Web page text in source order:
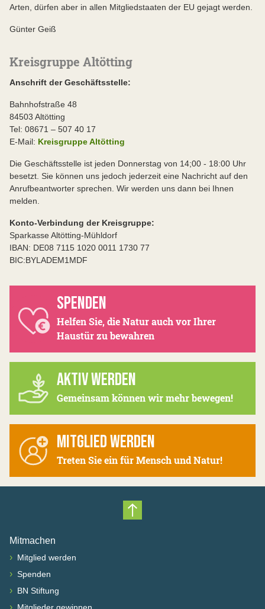
Arten, dürfen aber in allen Mitgliedstaaten der EU gejagt werden.
Günter Geiß
Kreisgruppe Altötting
Anschrift der Geschäftsstelle:
Bahnhofstraße 48
84503 Altötting
Tel: 08671 – 507 40 17
E-Mail: Kreisgruppe Altötting
Die Geschäftsstelle ist jeden Donnerstag von 14;00 - 18:00 Uhr
besetzt. Sie können uns jedoch jederzeit eine Nachricht auf den
Anrufbeantworter sprechen. Wir werden uns dann bei Ihnen
melden.
Konto-Verbindung der Kreisgruppe:
Sparkasse Altötting-Mühldorf
IBAN: DE08 7115 1020 0011 1730 77
BIC:BYLADEM1MDF
SPENDEN
Helfen Sie, die Natur auch vor Ihrer
Haustür zu bewahren
AKTIV WERDEN
Gemeinsam können wir mehr bewegen!
MITGLIED WERDEN
Treten Sie ein für Mensch und Natur!
Nach oben scrollen
Mitmachen
› Mitglied werden
› Spenden
› BN Stiftung
›